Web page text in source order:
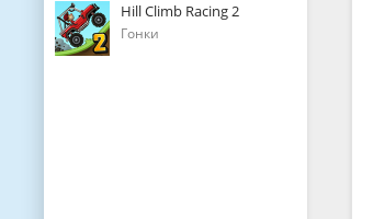
Hill Climb Racing 2
Гонки